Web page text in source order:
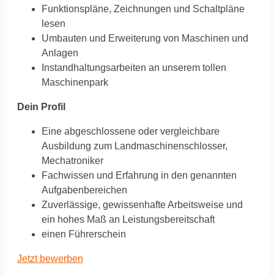
Funktionspläne, Zeichnungen und Schaltpläne
lesen
Umbauten und Erweiterung von Maschinen und
Anlagen
Instandhaltungsarbeiten an unserem tollen
Maschinenpark
Dein Profil
Eine abgeschlossene oder vergleichbare
Ausbildung zum Landmaschinenschlosser,
Mechatroniker
Fachwissen und Erfahrung in den genannten
Aufgabenbereichen
Zuverlässige, gewissenhafte Arbeitsweise und
ein hohes Maß an Leistungsbereitschaft
einen Führerschein
Jetzt bewerben